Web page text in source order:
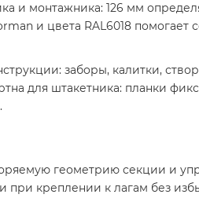
и монтажника: 126 мм
и цвета RAL6018 помогает
заборы, калитки,
для штакетника: планки
геометрию секции и
креплении к лагам без